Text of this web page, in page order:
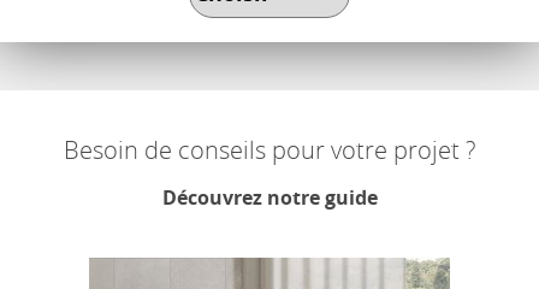
Besoin de conseils pour votre projet ?
Découvrez notre guide